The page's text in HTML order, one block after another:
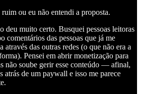
ou eu não entendi a proposta.
deu muito certo. Busquei pessoas leitoras
comentários das pessoas que já me
através das outras redes (o que não era a
Pensei em abrir monetização para
não soube gerir esse conteúdo — afinal,
atrás de um paywall e isso me parece